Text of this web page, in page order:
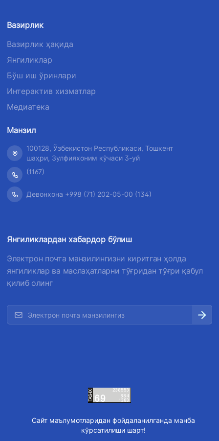
Вазирлик
Вазирлик ҳақида
Янгиликлар
Бўш иш ўринлари
Интерактив хизматлар
Медиатека
Манзил
100128, Ўзбекистон Республикаси, Тошкент
шаҳри, Зулфияхоним кўчаси 3-уй
(1167)
Девонхона +998 (71) 202-05-00 (134)
Янгиликлардан хабардор бўлиш
Электрон почта манзилингизни киритган ҳолда
янгиликлар ва маслаҳатларни тўғридан тўғри қабул
қилиб олинг
Сайт маълумотларидан фойдаланилганда манба
кўрсатилиши шарт!